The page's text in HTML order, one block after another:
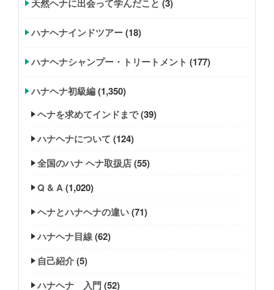
天然ヘナに出会って学んだこと (3)
ハナヘナインドツアー(18)
ハナヘナシャンプー・トリートメント (177)
ハナヘナ初級編(1,350)
ヘナを求めてインドまで(39)
ハナヘナについて (124)
全国のハナ ヘナ取扱店(55)
Q & A(1,020)
ヘナとハナヘナの違い(71)
ハナヘナ目線(62)
自己紹介(5)
ハナヘナ 入門(52)